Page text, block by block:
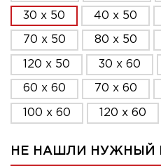
30 x 50 40 x 50
70 x 50 80 x 50
120 x 50 30 x 60
60 x 60 70 x 60
100 x 60 120 x 60
НЕ НАШЛИ НУЖНЫЙ